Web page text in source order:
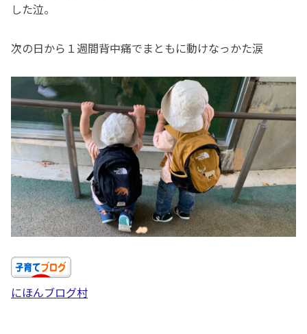
した泣。
次の日から１週間背中痛でまともに動けなっかた涙
にほんブログ村